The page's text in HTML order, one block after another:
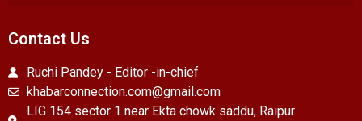
Contact Us
Ruchi Pandey - Editor -in-chief
khabarconnection.com@gmail.com
LIG 154 sector 1 near Ekta chowk saddu, Raipur